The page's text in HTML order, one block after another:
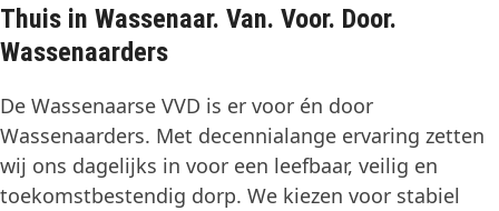
Thuis in Wassenaar. Van. Voor. Door.
Wassenaarders
De Wassenaarse VVD is er voor én door
Wassenaarders. Met decennialange ervaring zetten
wij ons dagelijks in voor een leefbaar, veilig en
toekomstbestendig dorp. We kiezen voor stabiel